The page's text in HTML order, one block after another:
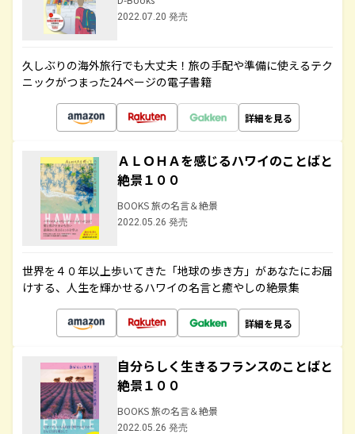
2022.07.20 発売
久しぶりの海外旅行でも大丈夫！旅の手配や準備に使えるテク
ニックがつまった24ページの電子書籍
詳細を見る
ＡＬＯＨＡを感じるハワイのことばと
絶景１００
BOOKS 旅の名言＆絶景
2022.05.26 発売
世界を４０年以上歩いてきた「地球の歩き方」があなたにお届
けする、人生を輝かせるハワイの名言と癒やしの絶景集
詳細を見る
自分らしく生きるフランスのことばと
絶景１００
BOOKS 旅の名言＆絶景
2022.05.26 発売